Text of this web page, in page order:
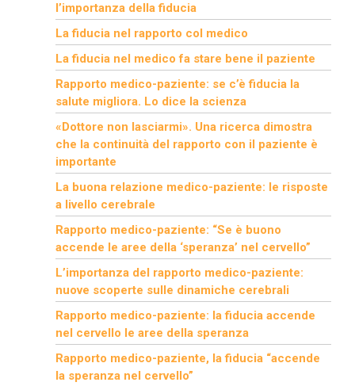
l’importanza della fiducia
La fiducia nel rapporto col medico
La fiducia nel medico fa stare bene il paziente
Rapporto medico-paziente: se c’è fiducia la
salute migliora. Lo dice la scienza
«Dottore non lasciarmi». Una ricerca dimostra
che la continuità del rapporto con il paziente è
importante
La buona relazione medico-paziente: le risposte
a livello cerebrale
Rapporto medico-paziente: “Se è buono
accende le aree della ‘speranza’ nel cervello”
L’importanza del rapporto medico-paziente:
nuove scoperte sulle dinamiche cerebrali
Rapporto medico-paziente: la fiducia accende
nel cervello le aree della speranza
Rapporto medico-paziente, la fiducia “accende
la speranza nel cervello”